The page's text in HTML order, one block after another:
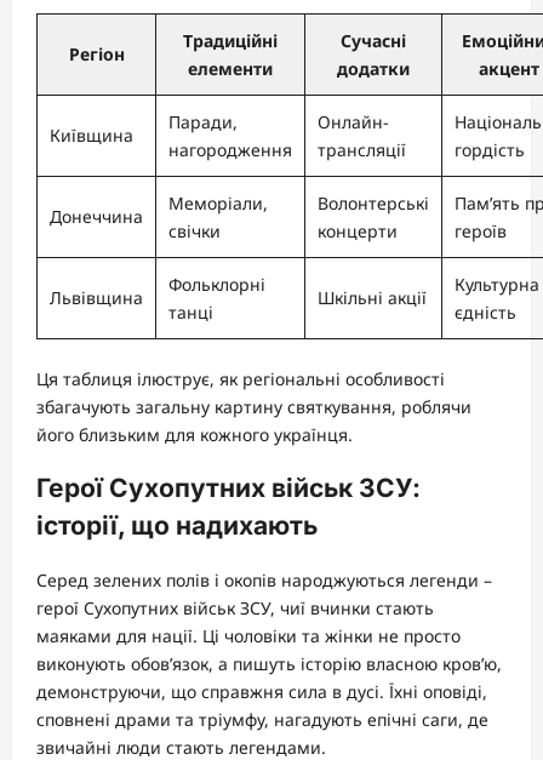
Регіон
Традиційні
елементи
Сучасні
додатки
акцент
Київщина
Паради,
нагородження
Онлайн-
трансляції
гордість
Донеччина
Меморіали,
свічки
Волонтерські
концерти
Пам’ять
героїв
Львівщина
Фольклорні
танці
Шкільні акції
Культурна
єдність
Ця таблиця ілюструє, як регіональні особливості
збагачують загальну картину святкування, роблячи
його близьким для кожного українця.
Герої Сухопутних військ ЗСУ:
історії, що надихають
Серед зелених полів і окопів народжуються легенди –
герої Сухопутних військ ЗСУ, чиї вчинки стають
маяками для нації. Ці чоловіки та жінки не просто
виконують обов’язок, а пишуть історію власною кров’ю,
демонструючи, що справжня сила в дусі. Їхні оповіді,
сповнені драми та тріумфу, нагадують епічні саги, де
звичайні люди стають легендами.